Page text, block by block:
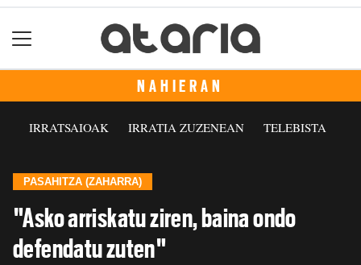
NAHIERAN
IRRATSAIOAK IRRATIA ZUZENEAN TELEBISTA
PASAHITZA (ZAHARRA)
"Asko arriskatu ziren, baina ondo
defendatu zuten"